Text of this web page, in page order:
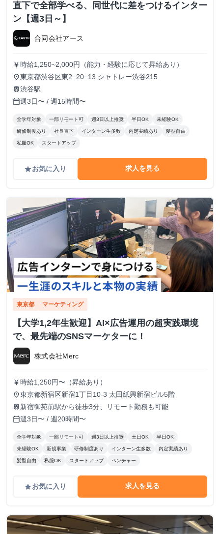
直下で全部学べる、同世代に差をつけるインター
ン【週3日～】
合同会社アース
currency_yen 時給1,250~2,000円（能力・経験に応じて昇給あり）
place東京都渋谷区東2−20−13 シャトレー渋谷215
train渋谷駅
calendar_today週3日〜 / 週15時間〜
全学年対象 一部リモート可 週3日以上推奨 半日OK 未経験OK
研修制度あり 社長直下 インターン生多数 内定実績あり 髪型自由
私服OK スタートアップ
gradeお気に入り 求人を見る
東京都 マーケティング
【大学1,2年生歓迎】AI×広告運用の超実践環境
で、最先端のSNSマーケターに！
株式会社Merc
currency_yen 時給1,250円〜（昇給あり）
place東京都新宿区新宿1丁目10-3 太田紙興新宿ビル5階
train 新宿御苑前駅から徒歩3分、リモート勤務も可能
calendar_today週3日〜 / 週20時間〜
全学年対象 一部リモート可 週3日以上推奨 土日OK 半日OK
未経験OK 新規事業 研修制度あり インターン生多数 内定実績あり
髪型自由 私服OK スタートアップ ベンチャー
gradeお気に入り 求人を見る